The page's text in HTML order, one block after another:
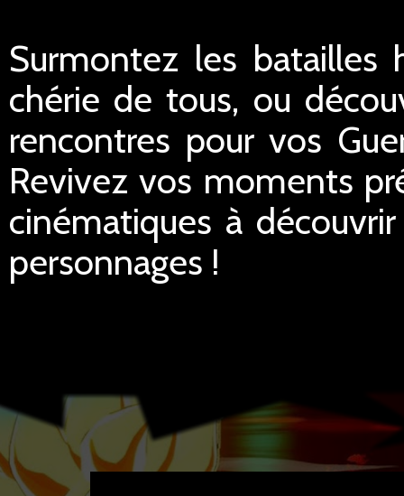
Surmontez les batailles
chérie de tous, ou
rencontres pour vos
Revivez vos moments
cinématiques à
personnages !